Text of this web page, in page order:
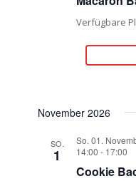
Verfügbare
November 2026
SO.
1
So. 01.
14:00 - 17:00
Cookie